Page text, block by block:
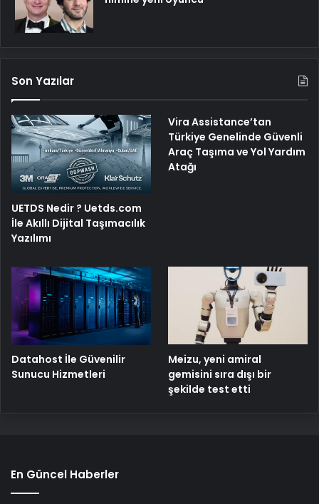
Son Yazılar
UETDS Nedir ? Uetds.com
İle Akıllı Dijital Taşımacılık
Yazılımı
Vira Assistance’tan
Türkiye Genelinde Güvenli
Araç Taşıma ve Yol Yardım
Atağı
Datahost İle Güvenilir
Sunucu Hizmetleri
Meizu, yeni amiral
gemisini sıra dışı bir
şekilde test etti
En Güncel Haberler